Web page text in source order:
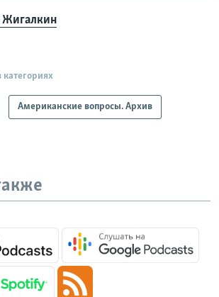
категориях
Американские вопросы. Архив